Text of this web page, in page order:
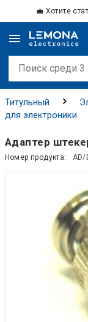
💼 Хотите
Титульный
для электроники
Адаптер
Номер продукта: AD/